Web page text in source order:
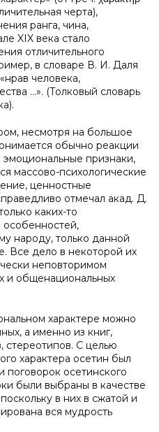
черта),
ранга, чина,
XIX века стало
отличительного
в словаре В. И. Даля
человека,
…». (Толковый словарь
несмотря на большое
обычно реакции
признаки,
массово-психологические
ценностные
отмечал акад. Д.
каких-то
народу, только данной
Все дело в некоторой их
неповторимом
и общенациональных
характере можно
а именно из книг,
стереотипов. С целью
характера осетин был
поговорок осетинского
были выбраны в качестве
в них в сжатой и
вся мудрость